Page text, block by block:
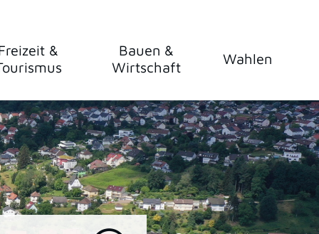
&
Bauen &
Wirtschaft
Wahlen